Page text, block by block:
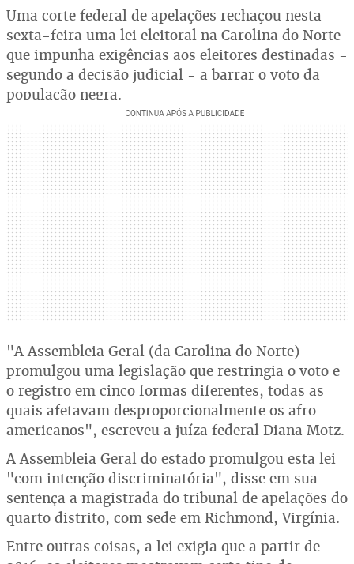
Uma corte federal de apelações rechaçou nesta
sexta-feira uma lei eleitoral na Carolina do Norte
que impunha exigências aos eleitores destinadas -
segundo a decisão judicial - a barrar o voto da
população negra.
"A Assembleia Geral (da Carolina do Norte)
promulgou uma legislação que restringia o voto e
o registro em cinco formas diferentes, todas as
quais afetavam desproporcionalmente os afro-
americanos", escreveu a juíza federal Diana Motz.
A Assembleia Geral do estado promulgou esta lei
"com intenção discriminatória", disse em sua
sentença a magistrada do tribunal de apelações do
quarto distrito, com sede em Richmond, Virgínia.
Entre outras coisas, a lei exigia que a partir de